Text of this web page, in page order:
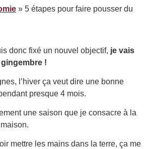
» 5 étapes pour faire pousser du
donc fixé un nouvel objectif, je vais
!
l’hiver ça veut dire une bonne
presque 4 mois.
une saison que je consacre à la
mettre les mains dans la terre, ça me